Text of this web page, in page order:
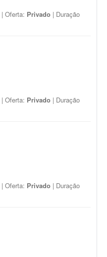
| Oferta: Privado | Duração
| Oferta: Privado | Duração
| Oferta: Privado | Duração